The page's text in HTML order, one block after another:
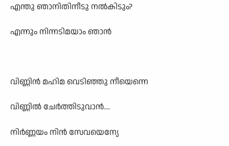
എന്തു ഞാനിതിനീടു നൽകിടും?
എന്നും നിന്നടിമയാം ഞാൻ
വിണ്ണിൻ മഹിമ വെടിഞ്ഞു നീയെന്നെ
വിണ്ണിൽ ചേർത്തിടുവാൻ....
നിർണ്ണയം നിൻ സേവയെന്യേ